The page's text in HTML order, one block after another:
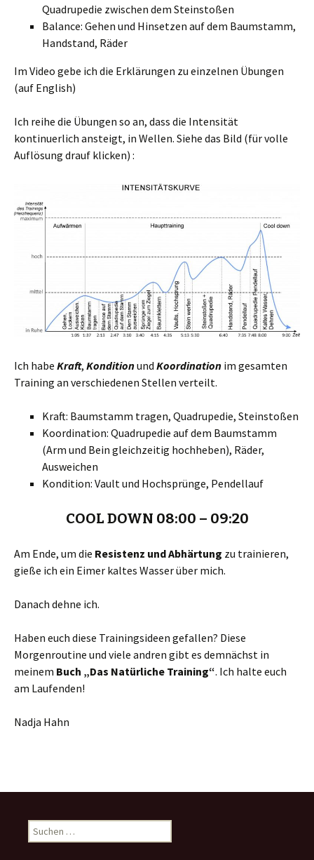
Quadrupedie zwischen dem Steinstoßen
Balance: Gehen und Hinsetzen auf dem Baumstamm,
Handstand, Räder
Im Video gebe ich die Erklärungen zu einzelnen Übungen
(auf English)
Ich reihe die Übungen so an, dass die Intensität
kontinuerlich ansteigt, in Wellen. Siehe das Bild (für volle
Auflösung drauf klicken) :
Ich habe Kraft, Konditionund Koordination im gesamten
Training an verschiedenen Stellen verteilt.
Kraft: Baumstamm tragen, Quadrupedie, Steinstoßen
Koordination: Quadrupedie auf dem Baumstamm
(Arm und Bein gleichzeitig hochheben), Räder,
Ausweichen
Kondition: Vault und Hochsprünge, Pendellauf
COOL DOWN 08:00 – 09:20
Am Ende, um die Resistenz und Abhärtung zu trainieren,
gieße ich ein Eimer kaltes Wasser über mich.
Danach dehne ich.
Haben euch diese Trainingsideen gefallen? Diese
Morgenroutine und viele andren gibt es demnächst in
meinem Buch „Das Natürliche Training“. Ich halte euch
am Laufenden!
Nadja Hahn
Suchen
nach: